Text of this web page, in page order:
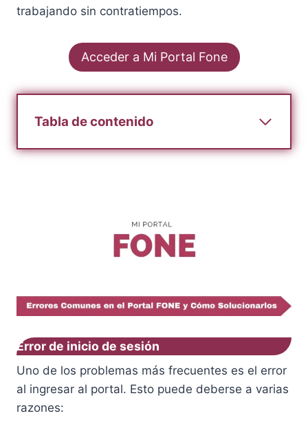
trabajando sin contratiempos.
Acceder a Mi Portal Fone
Tabla de contenido
Error de inicio de sesión
Uno de los problemas más frecuentes es el error
al ingresar al portal. Esto puede deberse a varias
razones: